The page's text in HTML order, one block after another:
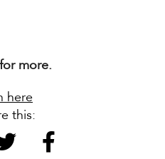
for more.
here
this: